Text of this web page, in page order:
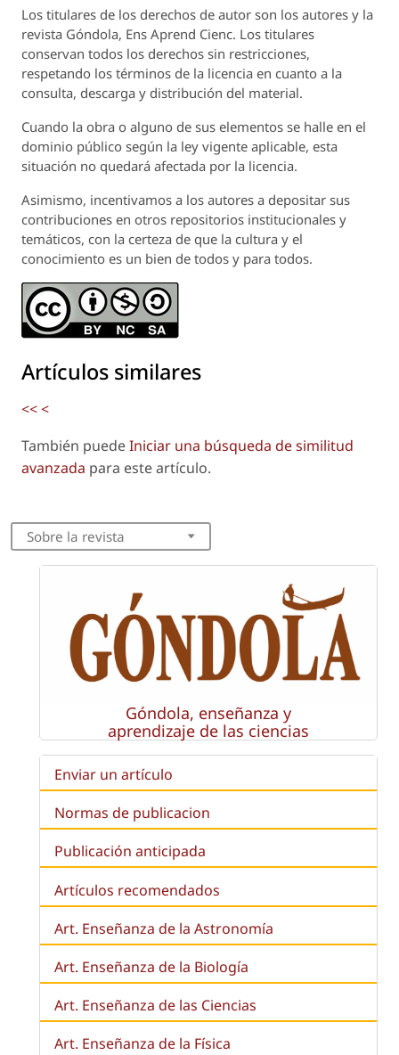
Los titulares de los derechos de autor son los autores y la
revista Góndola, Ens Aprend Cienc. Los titulares
conservan todos los derechos sin restricciones,
respetando los términos de la licencia en cuanto a la
consulta, descarga y distribución del material.
Cuando la obra o alguno de sus elementos se halle en el
dominio público según la ley vigente aplicable, esta
situación no quedará afectada por la licencia.
Asimismo, incentivamos a los autores a depositar sus
contribuciones en otros repositorios institucionales y
temáticos, con la certeza de que la cultura y el
conocimiento es un bien de todos y para todos.
Artículos similares
<<<
También puedeIniciar una búsqueda de similitud
avanzada para este artículo.
Sobre la revista
Góndola, enseñanza y
aprendizaje de las ciencias
Enviar un artículo
Normas de publicacion
Publicación anticipada
Artículos recomendados
Art. Enseñanza de la Astronomía
Art. Enseñanza de la Biología
Art. Enseñanza de las Ciencias
Art. Enseñanza de la Física